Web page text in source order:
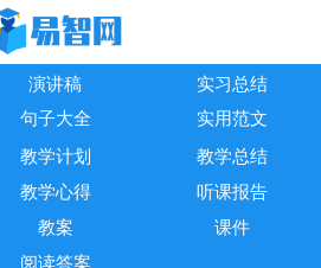
演讲稿
实习总结
句子大全
实用范文
教学计划
教学总结
教学心得
听课报告
教案
课件
阅读答案